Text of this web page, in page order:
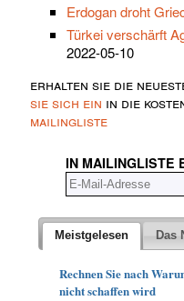
Erdogan droht
Türkei verschärft
2022-05-10
erhalten sie die
sie sich ein in die
mailingliste
IN MAILINGLISTE
Meistgelesen Das
Rechnen Sie nach
nicht schaffen wird